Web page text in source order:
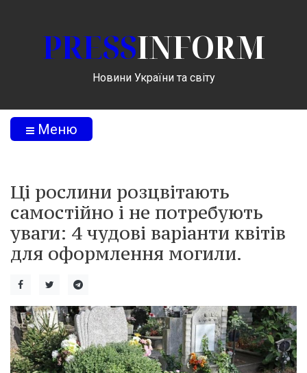
PRESSINFORM
Новини України та світу
Меню
Ці рослини розцвітають
самостійно і не потребують
уваги: 4 чудові варіанти квітів
для оформлення могили.